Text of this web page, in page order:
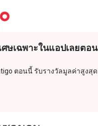
ศษเฉพาะในแอปเลยตอน
ตอนนี้ รับรางวัลมูลค่าสูงสุด